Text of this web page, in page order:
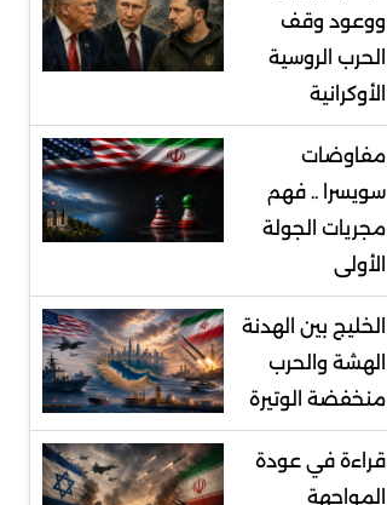
ووعود وقف
الحرب الروسية
الأوكرانية
مفاوضات
سويسرا .. فهم
مجريات الجولة
الأولى
الخليج بين الهدنة
الهشة والحرب
منخفضة الوتيرة
قراءة في عودة
المواجهة